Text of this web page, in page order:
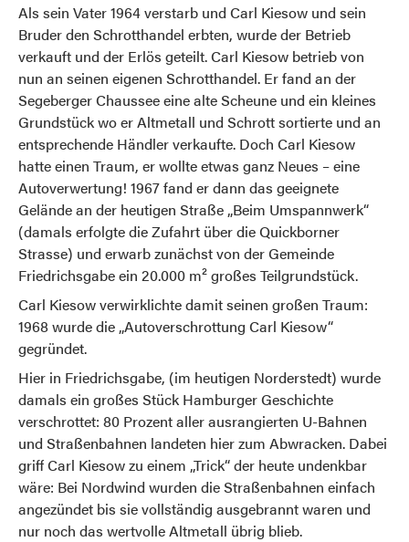
Als sein Vater 1964 verstarb und Carl Kiesow und sein
Bruder den Schrotthandel erbten, wurde der Betrieb
verkauft und der Erlös geteilt. Carl Kiesow betrieb von
nun an seinen eigenen Schrotthandel. Er fand an der
Segeberger Chaussee eine alte Scheune und ein kleines
Grundstück wo er Altmetall und Schrott sortierte und an
entsprechende Händler verkaufte. Doch Carl Kiesow
hatte einen Traum, er wollte etwas ganz Neues – eine
Autoverwertung! 1967 fand er dann das geeignete
Gelände an der heutigen Straße „Beim Umspannwerk“
(damals erfolgte die Zufahrt über die Quickborner
Strasse) und erwarb zunächst von der Gemeinde
Friedrichsgabe ein 20.000 m² großes Teilgrundstück.
Carl Kiesow verwirklichte damit seinen großen Traum:
1968 wurde die „Autoverschrottung Carl Kiesow“
gegründet.
Hier in Friedrichsgabe, (im heutigen Norderstedt) wurde
damals ein großes Stück Hamburger Geschichte
verschrottet: 80 Prozent aller ausrangierten U-Bahnen
und Straßenbahnen landeten hier zum Abwracken. Dabei
griff Carl Kiesow zu einem „Trick“ der heute undenkbar
wäre: Bei Nordwind wurden die Straßenbahnen einfach
angezündet bis sie vollständig ausgebrannt waren und
nur noch das wertvolle Altmetall übrig blieb.